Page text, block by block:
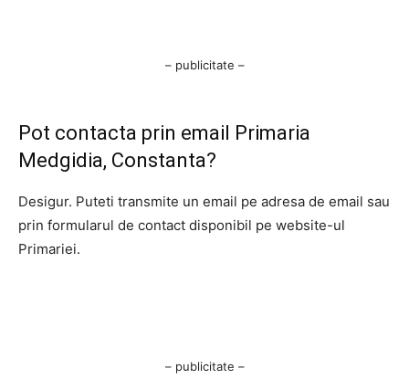
– publicitate –
Pot contacta prin email Primaria
Medgidia, Constanta?
Desigur. Puteti transmite un email pe adresa de email sau
prin formularul de contact disponibil pe website-ul
Primariei.
– publicitate –